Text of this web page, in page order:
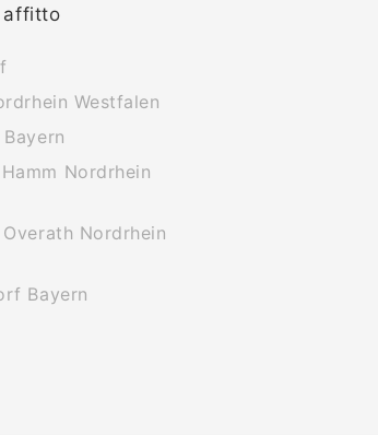
affitto
Westfalen
Nordrhein
Overath Nordrhein
Bayern